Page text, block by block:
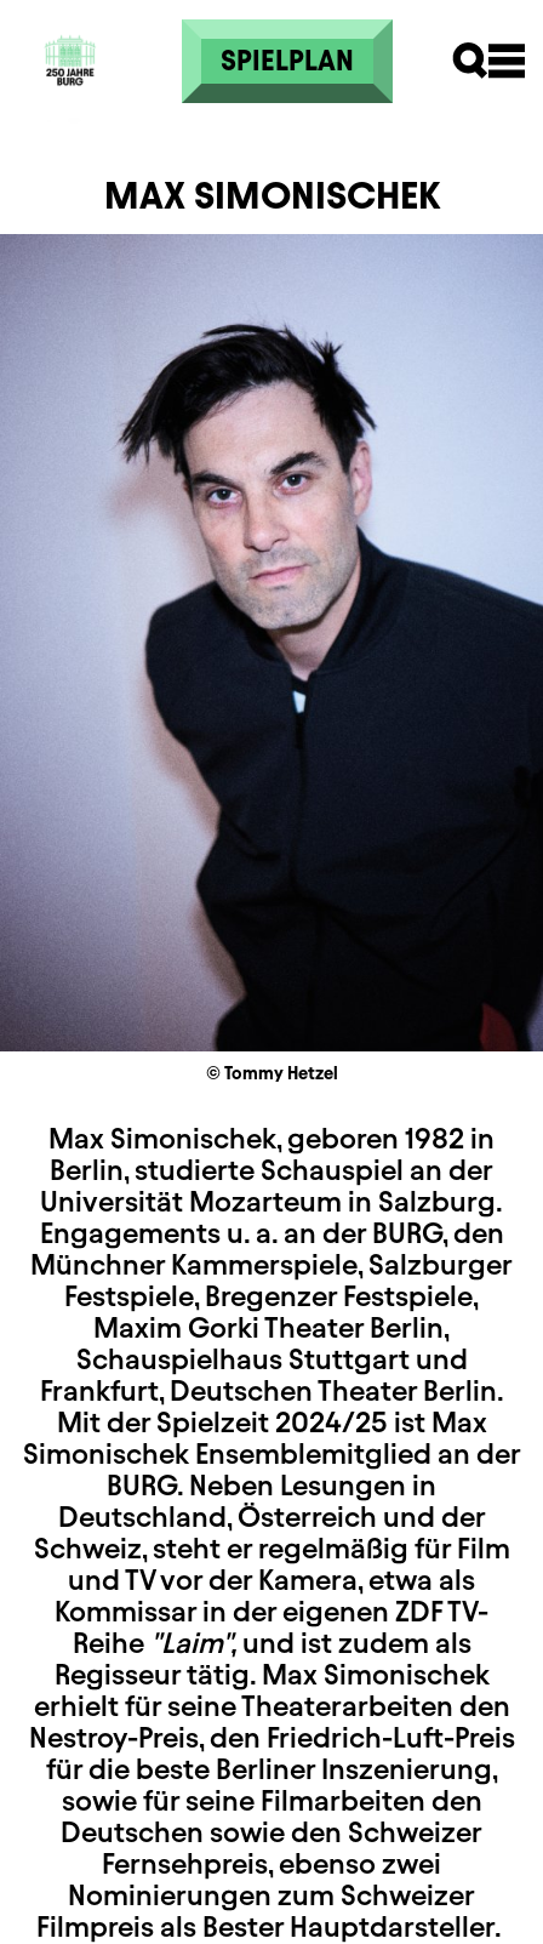
Direkt zum Inhalt
SPIELPLAN
MAX SIMONISCHEK
© Tommy Hetzel
Max Simonischek, geboren 1982 in
Berlin, studierte Schauspiel an der
Universität Mozarteum in Salzburg.
Engagements u. a. an der BURG, den
Münchner Kammerspiele, Salzburger
Festspiele, Bregenzer Festspiele,
Maxim Gorki Theater Berlin,
Schauspielhaus Stuttgart und
Frankfurt, Deutschen Theater Berlin.
Mit der Spielzeit 2024/25 ist Max
Simonischek Ensemblemitglied an der
BURG. Neben Lesungen in
Deutschland, Österreich und der
Schweiz, steht er regelmäßig für Film
und TV vor der Kamera, etwa als
Kommissar in der eigenen ZDF TV-
Reihe "Laim",und ist zudem als
Regisseur tätig. Max Simonischek
erhielt für seine Theaterarbeiten den
Nestroy-Preis, den Friedrich-Luft-Preis
für die beste Berliner Inszenierung,
sowie für seine Filmarbeiten den
Deutschen sowie den Schweizer
Fernsehpreis, ebenso zwei
Nominierungen zum Schweizer
Filmpreis als Bester Hauptdarsteller.